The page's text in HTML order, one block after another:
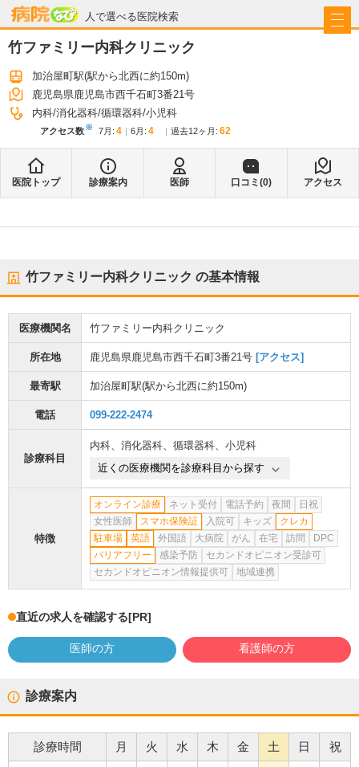
人で選べる医院検索
病院なび
竹ファミリー内科クリニック
加治屋町駅(駅から北西に約150m)
鹿児島県鹿児島市西千石町3番21号
内科 消化器科 循環器科 小児科
アクセス数※ 7月 : 4 6月 : 4 過去12ヶ月: 62
医院トップ 診療案内 医師 口コミ(0) アクセス
竹ファミリー内科クリニック の基本情報
医療機関名 竹ファミリー内科クリニック
所在地 鹿児島県鹿児島市西千石町3番21号 [アクセス]
最寄駅 加治屋町駅(駅から北西に約150m)
電話 099-222-2474
診療科目
内科、 消化器科、 循環器科、 小児科
近くの医療機関を診療科目から探す
特徴
オンライン診療 ネット受付 電話予約 夜間
日祝
女性医師
スマホ保険証 入院可 キッズ
クレカ
駐車場
英語 外国語 大病院 がん 在宅 訪問
DPC
バリアフリー
感染予防
セカンドオピニオン受診可
セカンドオピニオン情報提供可
地域連携
直近の求人を確認する[PR]
医師の方 看護師の方
診療案内
診療時間 月 火 水 木 金 土 日 祝